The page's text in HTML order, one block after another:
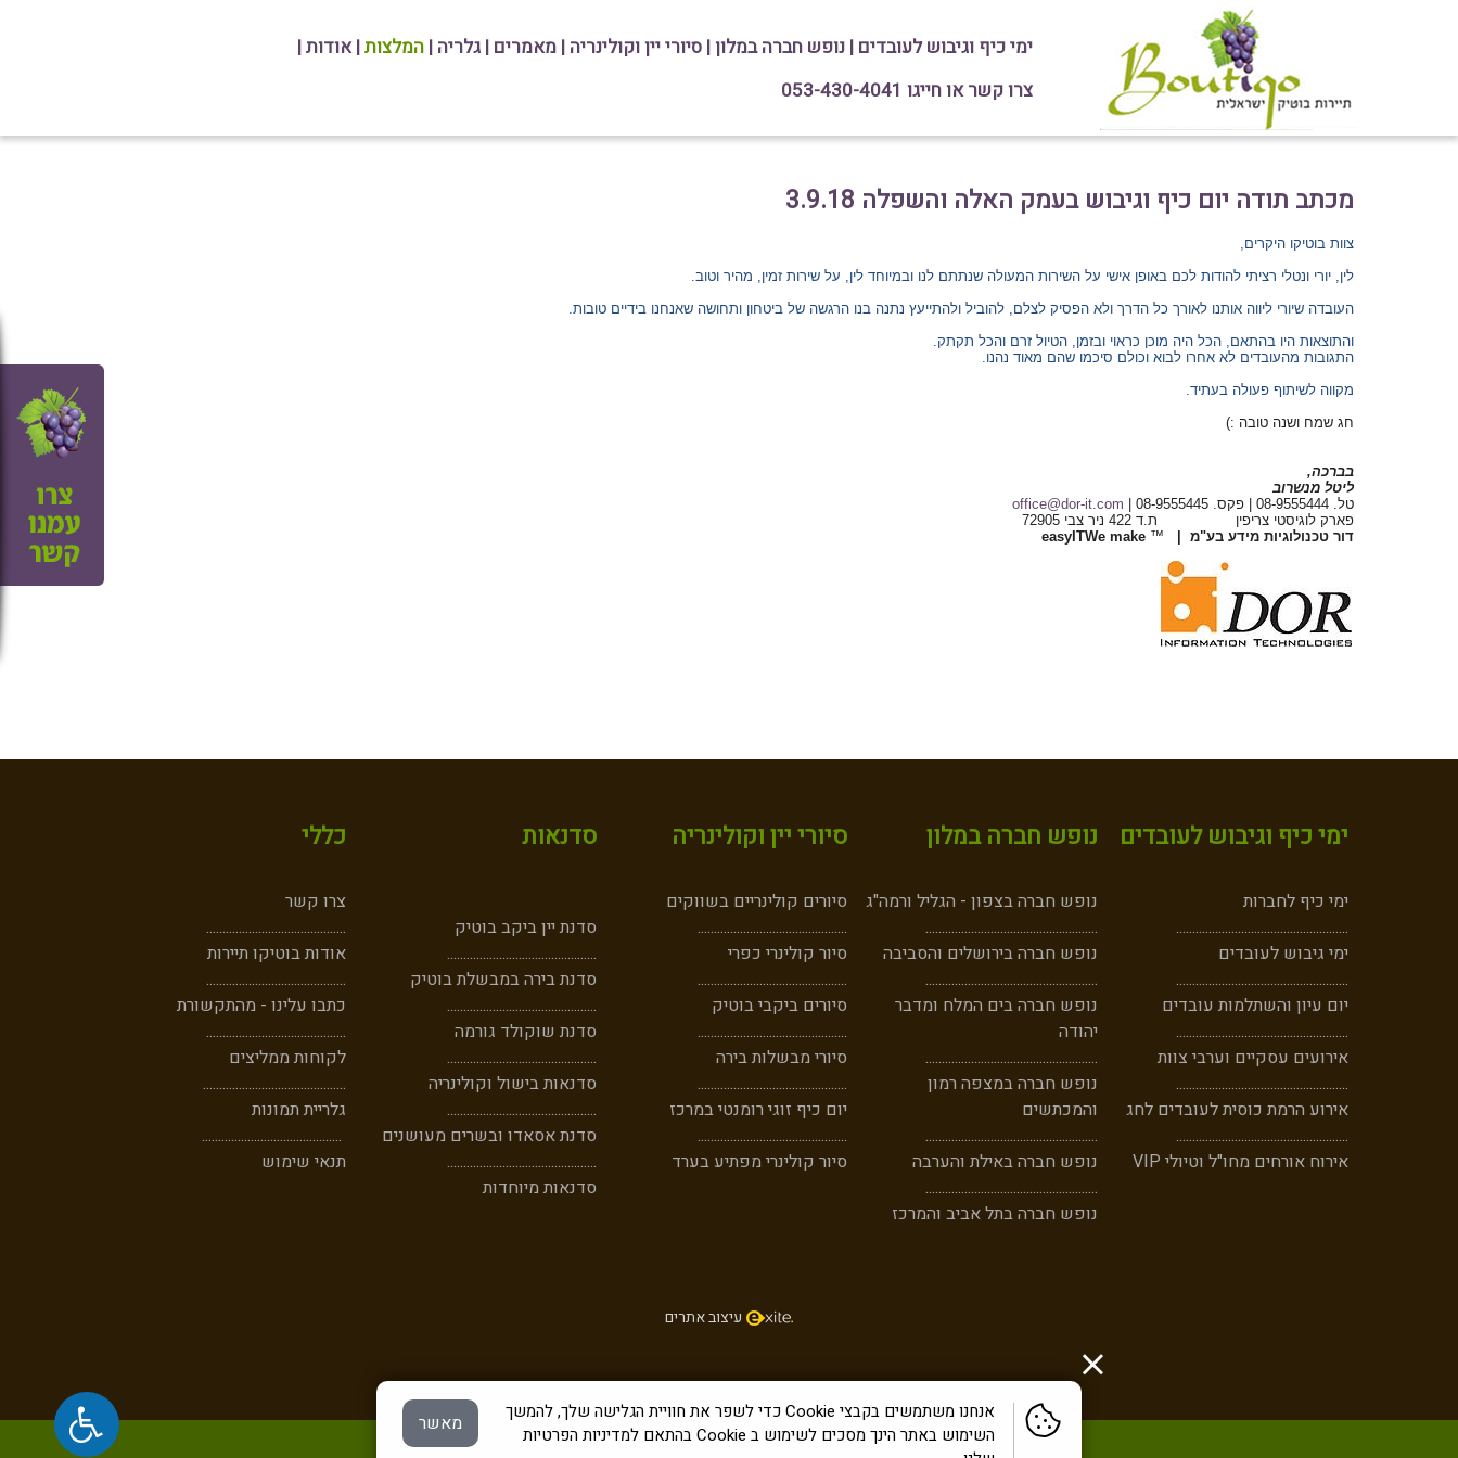
ימי כיף וגיבוש לעובדים | נופש חברה במלון| סיורי יין וקולינריה | מאמרים | גלריה | המלצות| אודות|
צרו קשר או חייגו 053-430-4041
מכתב תודה יום כיף וגיבוש בעמק האלה והשפלה 3.9.18
צוות בוטיקו היקרים,
לין, יורי ונטלי רציתי להודות לכם באופן אישי על השירות המעולה שנתתם לנו ובמיוחד לין, על שירות זמין, מהיר וטוב.
העובדה שיורי ליווה אותנו לאורך כל הדרך ולא הפסיק לצלם, להוביל ולהתייעץ נתנה בנו הרגשה של ביטחון ותחושה שאנחנו בידיים טובות.
והתוצאות היו בהתאם, הכל היה מוכן כראוי ובזמן, הטיול זרם והכל תקתק.
התגובות מהעובדים לא אחרו לבוא וכולם סיכמו שהם מאוד נהנו.
מקווה לשיתוף פעולה בעתיד.
חג שמח ושנה טובה :)
בברכה,
ליטל מנשרוב
טל. 08-9555444 | פקס. 08-9555445 |
office@dor-it.com
פארק לוגיסטי צריפין ת.ד 422 ניר צבי 72905
דור טכנולוגיות מידע בע"מ | ™
We make
IT
easy
ימי כיף וגיבוש לעובדים נופש חברה במלון סיורי יין וקולינריה סדנאות כללי
ימי כיף לחברות
.......................................
............
..
ימי גיבוש לעובדים
....................................
............
.....
יום עיון והשתלמות עובדים
...................................
............
......
אירועים עסקיים וערבי צוות
..................................
......
.............
אירוע הרמת כוסית לעובדים לחג
.................................
......
..............
אירוח אורחים מחו"ל וטיולי VIP
נופש חברה בצפון - הגליל ורמה"ג
.........................................
....
......
..
נופש חברה בירושלים והסביבה
.........................................
...
......
...
נופש חברה בים המלח ומדבר
יהודה
.........................................
...
......
...
נופש חברה במצפה רמון
והמכתשים
.........................................
..
......
....
נופש חברה באילת והערבה
.........................................
.
......
.....
נופש חברה בתל אביב והמרכז
סיורים קולינריים בשווקים
..............................................
סיור קולינרי כפרי
..............................................
סיורים ביקבי בוטיק
..............................................
סיורי מבשלות בירה
..............................................
יום כיף זוגי רומנטי במרכז
..............................................
סיור קולינרי מפתיע בערד
סדנת יין ביקב בוטיק
..................................
......
......
סדנת בירה במבשלת בוטיק
....................................
......
....
סדנת שוקולד גורמה
......................................
......
..
סדנאות בישול וקולינריה
......................................
......
..
סדנת אסאדו ובשרים מעושנים
....................................
......
....
סדנאות מיוחדות
צרו קשר
...........................................
אודות בוטיקו תיירות
...........................................
כתבו עלינו - מהתקשורת
...........................................
לקוחות ממליצים
............................................
גלריית תמונות
...........................................
תנאי שימוש
עיצוב אתרים
אנחנו משתמשים בקבצי Cookie כדי לשפר את חוויית הגלישה שלך, להמשך
השימוש באתר הינך מסכים לשימוש ב Cookie בהתאם למדיניות הפרטיות
מאשר